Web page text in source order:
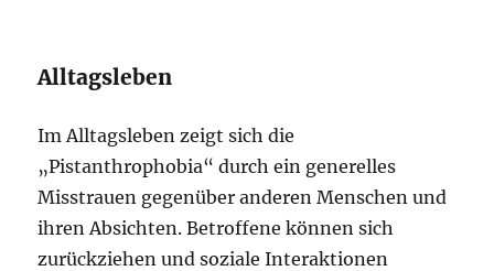
Alltagsleben
Im Alltagsleben zeigt sich die
„Pistanthrophobia“ durch ein generelles
Misstrauen gegenüber anderen Menschen und
ihren Absichten. Betroffene können sich
zurückziehen und soziale Interaktionen